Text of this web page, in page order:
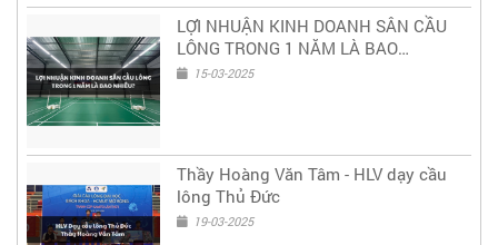
LỢI NHUẬN KINH DOANH SÂN CẦU
LÔNG TRONG 1 NĂM LÀ BAO
NHIÊU?
15-03-2025
Thầy Hoàng Văn Tâm - HLV dạy cầu
lông Thủ Đức
19-03-2025